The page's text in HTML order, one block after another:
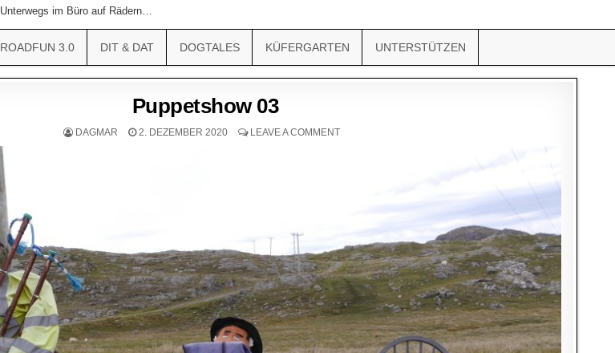
Unterwegs im Büro auf Rädern…
ROADFUN 3.0 DIT & DAT DOGTALES KÜFERGARTEN UNTERSTÜTZEN
Puppetshow 03
DAGMAR 2. DEZEMBER 2020 LEAVE A COMMENT